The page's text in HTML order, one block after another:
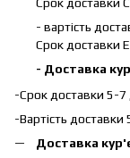
Срок доставки
- вартість
Срок доставки
- Доставка
-Срок доставки 5-7
-Вартість доставки
Доставка